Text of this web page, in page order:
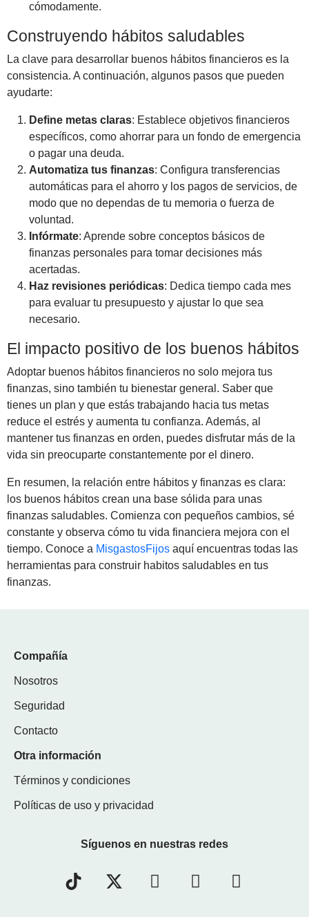
cómodamente.
Construyendo hábitos saludables
La clave para desarrollar buenos hábitos financieros es la
consistencia. A continuación, algunos pasos que pueden
ayudarte:
Define metas claras: Establece objetivos financieros
específicos, como ahorrar para un fondo de emergencia
o pagar una deuda.
Automatiza tus finanzas: Configura transferencias
automáticas para el ahorro y los pagos de servicios, de
modo que no dependas de tu memoria o fuerza de
voluntad.
Infórmate: Aprende sobre conceptos básicos de
finanzas personales para tomar decisiones más
acertadas.
Haz revisiones periódicas: Dedica tiempo cada mes
para evaluar tu presupuesto y ajustar lo que sea
necesario.
El impacto positivo de los buenos hábitos
Adoptar buenos hábitos financieros no solo mejora tus
finanzas, sino también tu bienestar general. Saber que
tienes un plan y que estás trabajando hacia tus metas
reduce el estrés y aumenta tu confianza. Además, al
mantener tus finanzas en orden, puedes disfrutar más de la
vida sin preocuparte constantemente por el dinero.
En resumen, la relación entre hábitos y finanzas es clara:
los buenos hábitos crean una base sólida para unas
finanzas saludables. Comienza con pequeños cambios, sé
constante y observa cómo tu vida financiera mejora con el
tiempo. Conoce a MisgastosFijos aquí encuentras todas las
herramientas para construir habitos saludables en tus
finanzas.
Compañía
Nosotros
Seguridad
Contacto
Otra información
Términos y condiciones
Políticas de uso y privacidad
Síguenos en nuestras redes